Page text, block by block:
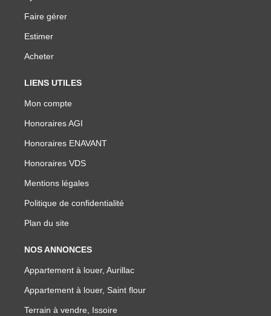
Faire gérer
Estimer
Acheter
LIENS UTILES
Mon compte
Honoraires AGI
Honoraires ENAVANT
Honoraires VDS
Mentions légales
Politique de confidentialité
Plan du site
NOS ANNONCES
Appartement à louer, Aurillac
Appartement à louer, Saint flour
Terrain à vendre, Issoire